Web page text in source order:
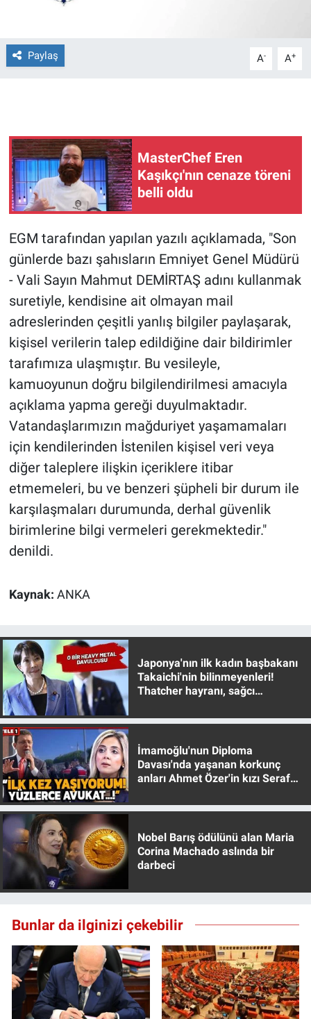
Paylaş A- A+
MasterChef Eren
Kaşıkçı'nın cenaze töreni
belli oldu
EGM tarafından yapılan yazılı açıklamada, "Son
günlerde bazı şahısların Emniyet Genel Müdürü
- Vali Sayın Mahmut DEMİRTAŞ adını kullanmak
suretiyle, kendisine ait olmayan mail
adreslerinden çeşitli yanlış bilgiler paylaşarak,
kişisel verilerin talep edildiğine dair bildirimler
tarafımıza ulaşmıştır. Bu vesileyle,
kamuoyunun doğru bilgilendirilmesi amacıyla
açıklama yapma gereği duyulmaktadır.
Vatandaşlarımızın mağduriyet yaşamamaları
için kendilerinden İstenilen kişisel veri veya
diğer taleplere ilişkin içeriklere itibar
etmemeleri, bu ve benzeri şüpheli bir durum ile
karşılaşmaları durumunda, derhal güvenlik
birimlerine bilgi vermeleri gerekmektedir."
denildi.
Kaynak: ANKA
Japonya'nın ilk kadın başbakanı
Takaichi'nin bilinmeyenleri!
Thatcher hayranı, sağcı
İmamoğlu'nun Diploma
Davası'nda yaşanan korkunç
anları Ahmet Özer'in kızı Seraf
Nobel Barış ödülünü alan Maria
Corina Machado aslında bir
darbeci
Bunlar da ilginizi çekebilir
Gün Bitiyor
Günün görüntüsü
Haber
Kimdir
Koronavirüs
Kültür Sanat
Ne demişti
Nedir
Popüler
Programlar
Sağlık
Spor
Türkiye'nin Gündemi
Yerel Gündem
Yerel Yaşam
Canlı Yayın